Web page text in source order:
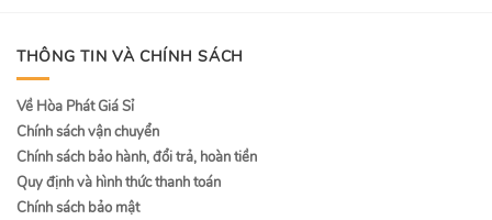
THÔNG TIN VÀ CHÍNH SÁCH
Về Hòa Phát Giá Sỉ
Chính sách vận chuyển
Chính sách bảo hành, đổi trả, hoàn tiền
Quy định và hình thức thanh toán
Chính sách bảo mật